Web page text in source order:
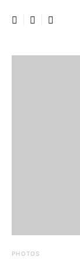
PHOTOS